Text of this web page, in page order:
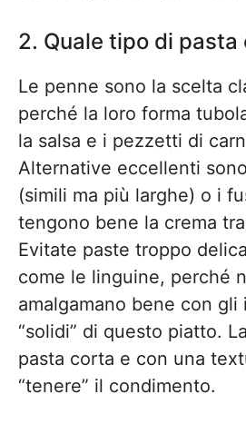
2. Quale tipo di pasta
Le penne sono la scelta
perché la loro forma
la salsa e i pezzetti di
Alternative eccellenti
(simili ma più larghe) o i
tengono bene la crema
Evitate paste troppo
come le linguine, perché
amalgamano bene con
“solidi” di questo piatto.
pasta corta e con una
“tenere” il condimento.